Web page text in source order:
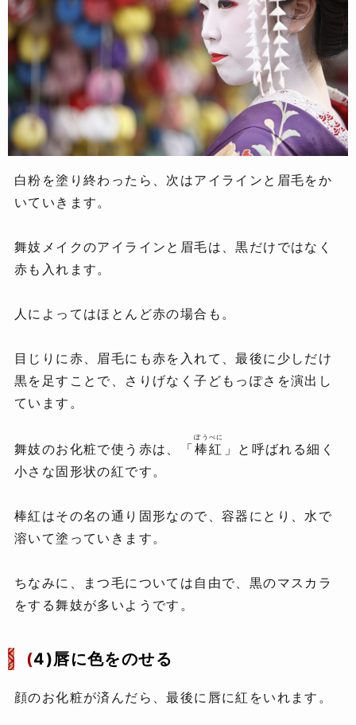
白粉を塗り終わったら、次はアイラインと眉毛をか
いていきます。
舞妓メイクのアイラインと眉毛は、黒だけではなく
赤も入れます。
人によってはほとんど赤の場合も。
目じりに赤、眉毛にも赤を入れて、最後に少しだけ
黒を足すことで、さりげなく子どもっぽさを演出し
ています。
舞妓のお化粧で使う赤は、「棒紅
ぼうべに
」と呼ばれる細く
小さな固形状の紅です。
棒紅はその名の通り固形なので、容器にとり、水で
溶いて塗っていきます。
ちなみに、まつ毛については自由で、黒のマスカラ
をする舞妓が多いようです。
(4)唇に色をのせる
顔のお化粧が済んだら、最後に唇に紅をいれます。